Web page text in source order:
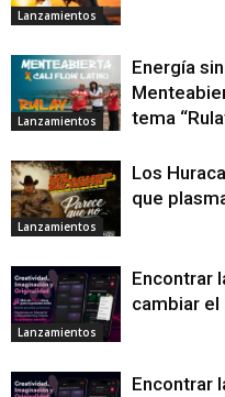
Lanzamientos
Lanzamientos
Energía
tema
Lanzamientos
Los
que
Lanzamientos
Encontrar
cambiar
Encontrar